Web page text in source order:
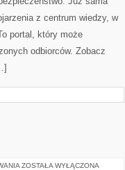
z centrum wiedzy, w
portal, który może
odbiorców. Zobacz
INSTRUKTORZY
ZOSTAŁA WYŁĄCZONA